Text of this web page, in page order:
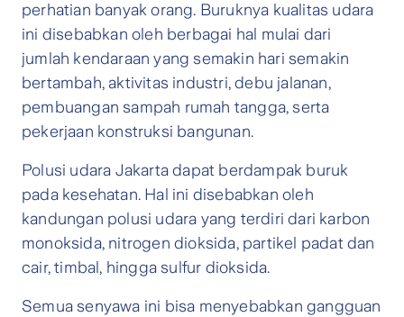
perhatian banyak orang. Buruknya kualitas udara
ini disebabkan oleh berbagai hal mulai dari
jumlah kendaraan yang semakin hari semakin
bertambah, aktivitas industri, debu jalanan,
pembuangan sampah rumah tangga, serta
pekerjaan konstruksi bangunan.
Polusi udara Jakarta dapat berdampak buruk
pada kesehatan. Hal ini disebabkan oleh
kandungan polusi udara yang terdiri dari karbon
monoksida, nitrogen dioksida, partikel padat dan
cair, timbal, hingga sulfur dioksida.
Semua senyawa ini bisa menyebabkan gangguan